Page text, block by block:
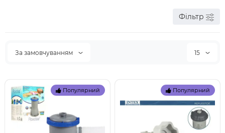
Фільтр
За замовчуванням 15
Популярний Популярний